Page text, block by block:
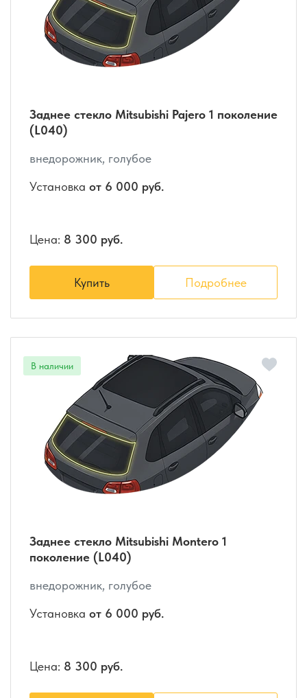
Заднее стекло Mitsubishi Pajero 1 поколение
(L040)
внедорожник, голубое
Установка от 6 000 руб.
Цена: 8 300 руб.
Купить Подробнее
Заднее стекло Mitsubishi Montero 1
поколение (L040)
внедорожник, голубое
Установка от 6 000 руб.
Цена: 8 300 руб.